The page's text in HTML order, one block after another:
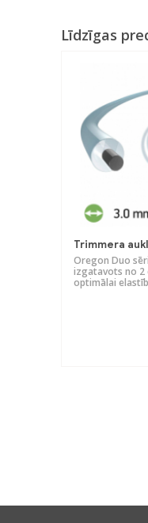
Līdzīgas
Trimmera
Oregon Duo
izgatavots no 2
optimālai